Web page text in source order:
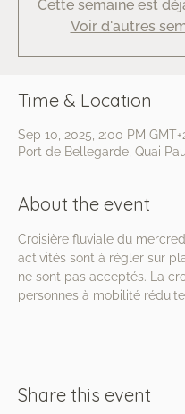
Cette semaine est
Voir d'autres
Time & Location
Sep 10, 2025, 2:00 PM
Port de Bellegarde, Quai
About the event
Croisière fluviale du
activités sont à régler sur
ne sont pas acceptés. La
personnes à mobilité
Share this event